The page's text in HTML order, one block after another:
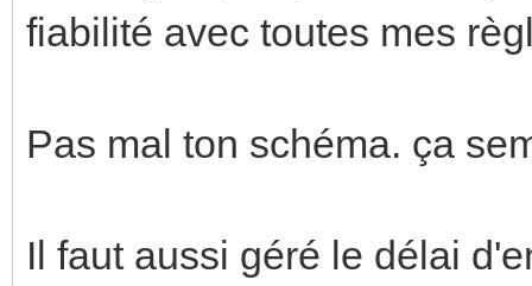
fiabilité avec toutes mes
Pas mal ton schéma. ça
Il faut aussi géré le délai